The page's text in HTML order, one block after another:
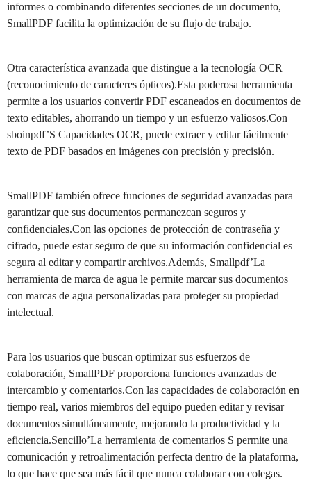
informes o combinando diferentes secciones de un documento,
SmallPDF facilita la optimización de su flujo de trabajo.
Otra característica avanzada que distingue a la tecnología OCR
(reconocimiento de caracteres ópticos).Esta poderosa herramienta
permite a los usuarios convertir PDF escaneados en documentos de
texto editables, ahorrando un tiempo y un esfuerzo valiosos.Con
sboinpdf’S Capacidades OCR, puede extraer y editar fácilmente
texto de PDF basados en imágenes con precisión y precisión.
SmallPDF también ofrece funciones de seguridad avanzadas para
garantizar que sus documentos permanezcan seguros y
confidenciales.Con las opciones de protección de contraseña y
cifrado, puede estar seguro de que su información confidencial es
segura al editar y compartir archivos.Además, Smallpdf’La
herramienta de marca de agua le permite marcar sus documentos
con marcas de agua personalizadas para proteger su propiedad
intelectual.
Para los usuarios que buscan optimizar sus esfuerzos de
colaboración, SmallPDF proporciona funciones avanzadas de
intercambio y comentarios.Con las capacidades de colaboración en
tiempo real, varios miembros del equipo pueden editar y revisar
documentos simultáneamente, mejorando la productividad y la
eficiencia.Sencillo’La herramienta de comentarios S permite una
comunicación y retroalimentación perfecta dentro de la plataforma,
lo que hace que sea más fácil que nunca colaborar con colegas.